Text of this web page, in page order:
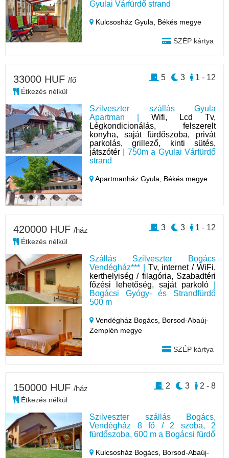
Gyulai Várfürdő strand
Kulcsosház Gyula, Békés megye
SZÉP kártya
Szilveszter szállás Gyula
Apartman |Wifi, Lcd Tv,
Légkondicionálás, felszerelt
konyha, saját fürdőszoba, privát
parkolás, grillező, kinti sütés,
játszótér | 750m a Gyulai Várfürdő
strand
Apartmanház Gyula, Békés megye
33000 HUF /fő
Étkezés nélkül
1 - 12
3
5
Szállás Szilveszter Bogács
Vendégház*** | Tv, internet / WiFi,
kerthelyiség / filagória, Szabadtéri
főzési lehetőség, saját parkoló
Bogácsi Gyógy- és Strandfürdő
500 m
Vendégház Bogács, Borsod-Abaúj-
Zemplén megye
SZÉP kártya
420000 HUF /ház
Étkezés nélkül
1 - 12
3
3
Szilveszter szállás Bogács,
Vendégház 8 fő / 2 szoba, 2
fürdőszoba, 600 m a Bogácsi fürdő
Kulcsosház Bogács, Borsod-Abaúj-
150000 HUF /ház
Étkezés nélkül
2 - 8
3
2